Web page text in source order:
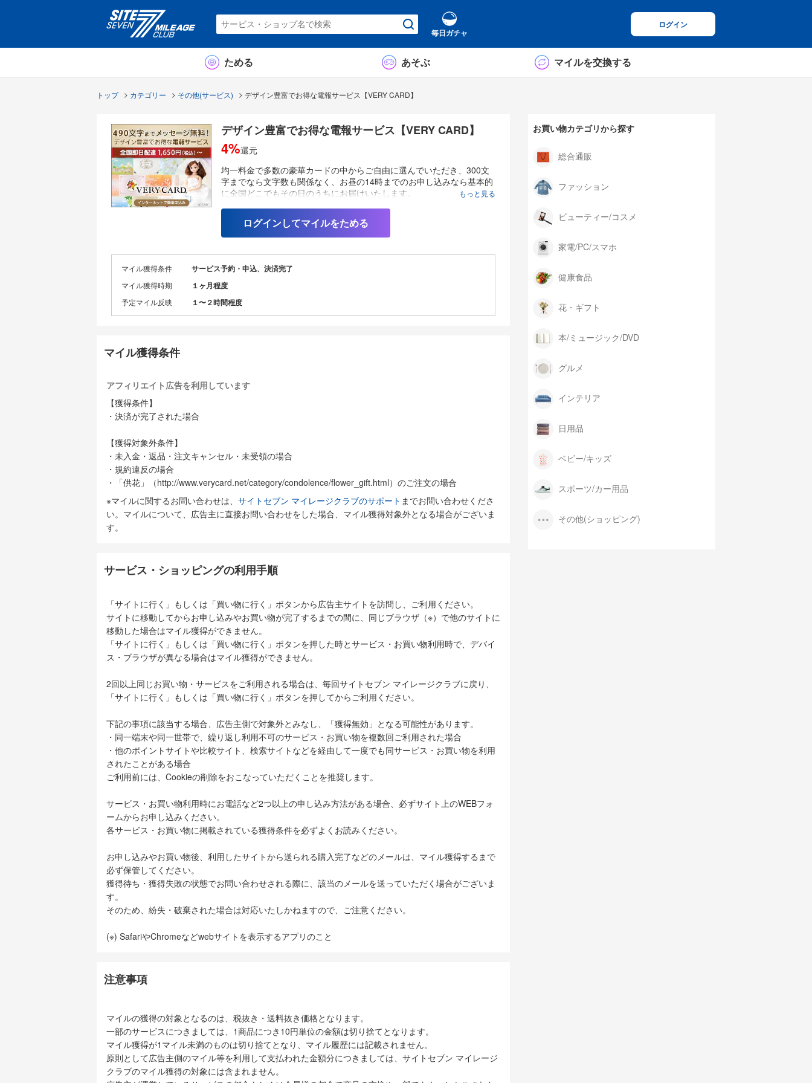
毎日ガチャ
ログイン
ためる あそぶ マイルを交換する
トップ カテゴリー その他(サービス) デザイン豊富でお得な電報サービス【VERY CARD】
デザイン豊富でお得な電報サービス【VERY CARD】
4%還元
均一料金で多数の豪華カードの中からご自由に選んでいただき、300文
字までなら文字数も関係なく、お昼の14時までのお申し込みなら基本的
に全国どこでもその日のうちにお届けいたします。
もっと見る
ログインしてマイルをためる
マイル獲得条件 サービス予約・申込、決済完了
マイル獲得時期 １ヶ月程度
予定マイル反映 １〜２時間程度
マイル獲得条件
アフィリエイト広告を利用しています
【獲得条件】
・決済が完了された場合
【獲得対象外条件】
・未入金・返品・注文キャンセル・未受領の場合
・規約違反の場合
・「供花」（http://www.verycard.net/category/condolence/flower_gift.html）のご注文の場合
※マイルに関するお問い合わせは、 サイトセブン マイレージクラブのサポート までお問い合わせくださ
い。マイルについて、広告主に直接お問い合わせをした場合、マイル獲得対象外となる場合がございま
す。
サービス・ショッピングの利用手順
「サイトに行く」もしくは「買い物に行く」ボタンから広告主サイトを訪問し、ご利用ください。
サイトに移動してからお申し込みやお買い物が完了するまでの間に、同じブラウザ（※）で他のサイトに
移動した場合はマイル獲得ができません。
「サイトに行く」もしくは「買い物に行く」ボタンを押した時とサービス・お買い物利用時で、デバイ
ス・ブラウザが異なる場合はマイル獲得ができません。
2回以上同じお買い物・サービスをご利用される場合は、毎回サイトセブン マイレージクラブに戻り、
「サイトに行く」もしくは「買い物に行く」ボタンを押してからご利用ください。
下記の事項に該当する場合、広告主側で対象外とみなし、「獲得無効」となる可能性があります。
・同一端末や同一世帯で、繰り返し利用不可のサービス・お買い物を複数回ご利用された場合
・他のポイントサイトや比較サイト、検索サイトなどを経由して一度でも同サービス・お買い物を利用
されたことがある場合
ご利用前には、Cookieの削除をおこなっていただくことを推奨します。
サービス・お買い物利用時にお電話など2つ以上の申し込み方法がある場合、必ずサイト上のWEBフォ
ームからお申し込みください。
各サービス・お買い物に掲載されている獲得条件を必ずよくお読みください。
お申し込みやお買い物後、利用したサイトから送られる購入完了などのメールは、マイル獲得するまで
必ず保管してください。
獲得待ち・獲得失敗の状態でお問い合わせされる際に、該当のメールを送っていただく場合がございま
す。
そのため、紛失・破棄された場合は対応いたしかねますので、ご注意ください。
(※) SafariやChromeなどwebサイトを表示するアプリのこと
注意事項
マイルの獲得の対象となるのは、税抜き・送料抜き価格となります。
一部のサービスにつきましては、1商品につき10円単位の金額は切り捨てとなります。
マイル獲得が1マイル未満のものは切り捨てとなり、マイル履歴には記載されません。
原則として広告主側のマイル等を利用して支払われた金額分につきましては、サイトセブン マイレージ
クラブのマイル獲得の対象には含まれません。
お買い物カテゴリから探す
総合通販
ファッション
ビューティー/コスメ
家電/PC/スマホ
健康食品
花・ギフト
本/ミュージック/DVD
グルメ
インテリア
日用品
ベビー/キッズ
スポーツ/カー用品
その他(ショッピング)